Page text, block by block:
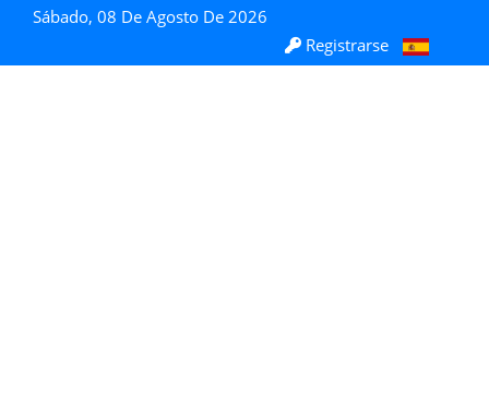
Sábado, 08 De Agosto De 2026
Registrarse